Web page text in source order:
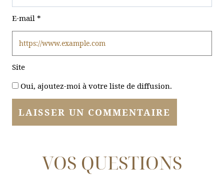
E-mail *
Site
Oui, ajoutez-moi à votre liste de diffusion.
VOS QUESTIONS